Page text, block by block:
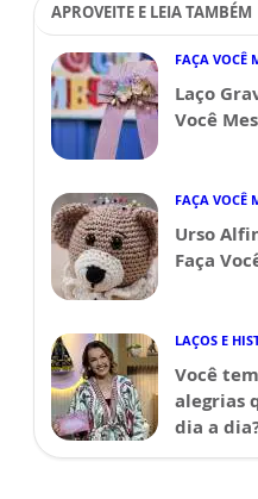
APROVEITE E LEIA TAMBÉM
FAÇA VOCÊ
Laço
Você
FAÇA VOCÊ
Urso
Faça
LAÇOS E
Você
alegrias
dia a